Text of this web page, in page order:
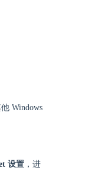
Windows
设置 ，进